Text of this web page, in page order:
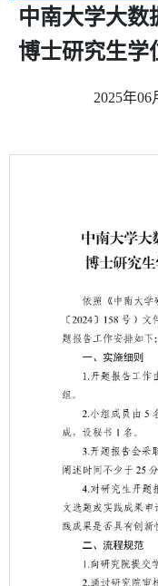
中南大学大数
博士研究生学
2025年